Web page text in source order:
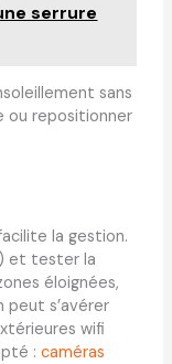
serrure
sans
ou repositionner
la gestion.
et tester la
éloignées,
peut s’avérer
wifi
: caméras